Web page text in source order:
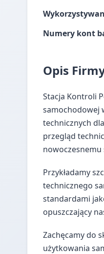
Numery kont
Opis
Stacja Kontroli
samochodowej
technicznych
przegląd
Przykładamy
technicznego
standardami
opuszczający
Zachęcamy do
użytkowania